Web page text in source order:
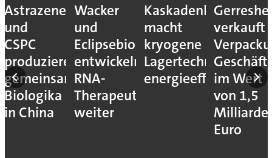
Astrazeneca
und
CSPC
produzieren
gemeinsam
Biologika
in China
Wacker
und
Eclipsebio
entwickeln
RNA-
Therapeutika
weiter
Kaskadenkonzept
macht
kryogene
Lagertechnik
energieeffizienter
verkauft
im Wert
von 1,5
Euro